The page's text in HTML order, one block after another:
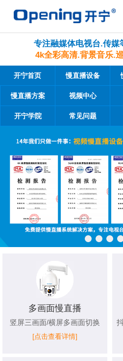
专注融媒体电视台.传媒
4k全彩高清.背景音乐.
开宁首页 慢直播设备
慢直播方案 视频中心
开宁学院 常见问题
多画面慢直播
竖屏三画面/横屏多画面切换
[点击查看详情]